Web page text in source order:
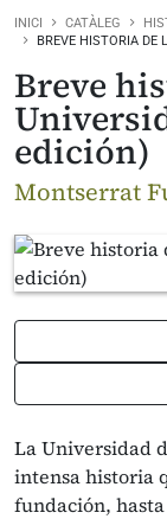
INICI CATÀLEG
BREVE HISTORIA DE
Breve
edición)
Montserrat
La Universidad
intensa historia
fundación,